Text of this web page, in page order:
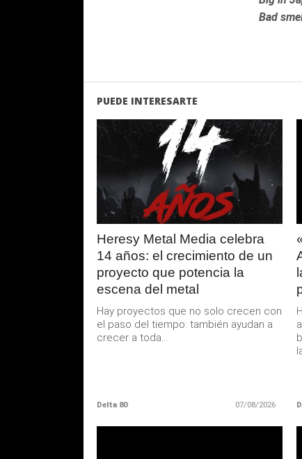
Bad
PUEDE INTERESARTE
LEER
MAS
Heresy Metal Media celebra
14 años: el crecimiento de un
proyecto que potencia la
escena del metal
Hay proyectos que no solo crecen con
el paso del tiempo: también ayudan a
crecer a toda...
Delta 80 07/08/2026